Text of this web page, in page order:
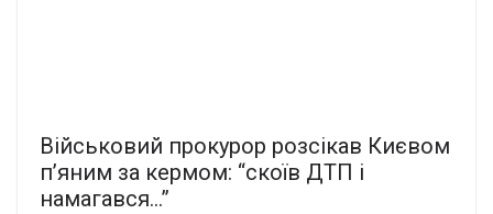
Військовий прокурор розсікав Києвом
п’яним за кермом: “скоїв ДТП і
намагався…”